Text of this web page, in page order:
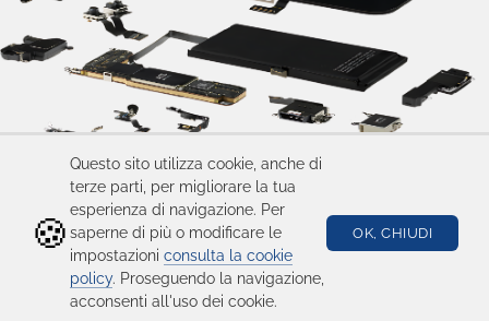
🍪
Questo sito utilizza cookie, anche di
terze parti, per migliorare la tua
esperienza di navigazione. Per
saperne di più o modificare le
impostazioni consulta la cookie
policy. Proseguendo la navigazione,
acconsenti all'uso dei cookie.
OK, CHIUDI